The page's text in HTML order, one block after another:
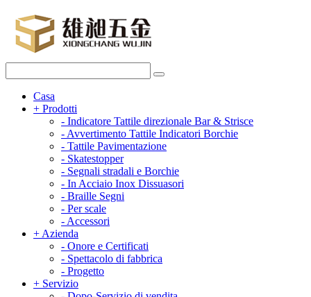
Casa
+ Prodotti
- Indicatore Tattile direzionale Bar & Strisce
- Avvertimento Tattile Indicatori Borchie
- Tattile Pavimentazione
- Skatestopper
- Segnali stradali e Borchie
- In Acciaio Inox Dissuasori
- Braille Segni
- Per scale
- Accessori
+ Azienda
- Onore e Certificati
- Spettacolo di fabbrica
- Progetto
+ Servizio